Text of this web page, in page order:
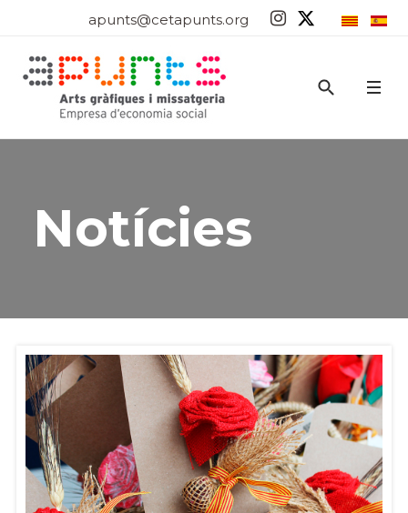
apunts@cetapunts.org
Notícies